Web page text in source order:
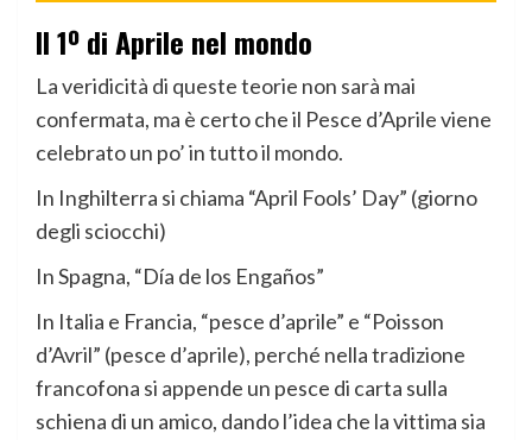
Il 1º di Aprile nel mondo
La veridicità di queste teorie non sarà mai
confermata, ma è certo che il Pesce d’Aprile viene
celebrato un po’ in tutto il mondo.
In Inghilterra si chiama “April Fools’ Day” (giorno
degli sciocchi)
In Spagna, “Día de los Engaños”
In Italia e Francia, “pesce d’aprile” e “Poisson
d’Avril” (pesce d’aprile), perché nella tradizione
francofona si appende un pesce di carta sulla
schiena di un amico, dando l’idea che la vittima sia